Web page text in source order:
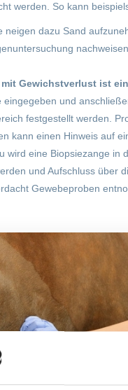
werden. So kann
neigen dazu Sand
nachweisen.
mit Gewichstverlust ist
eingegeben und
festgestellt werden.
kann einen Hinweis auf
wird eine Biopsiezange in
und Aufschluss über
Gewebeproben